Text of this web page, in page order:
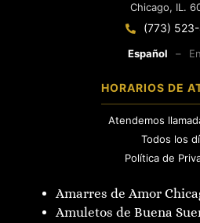
Chicago, IL.
(773)
Español –
HORARIOS DE
Atendemos
Todos los
Política de
Amarres de Amor
Amuletos de Buena